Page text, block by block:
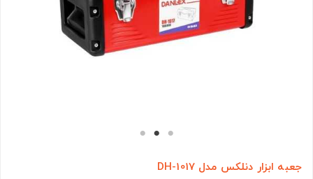
جعبه ابزار دنلکس مدل DH-1017